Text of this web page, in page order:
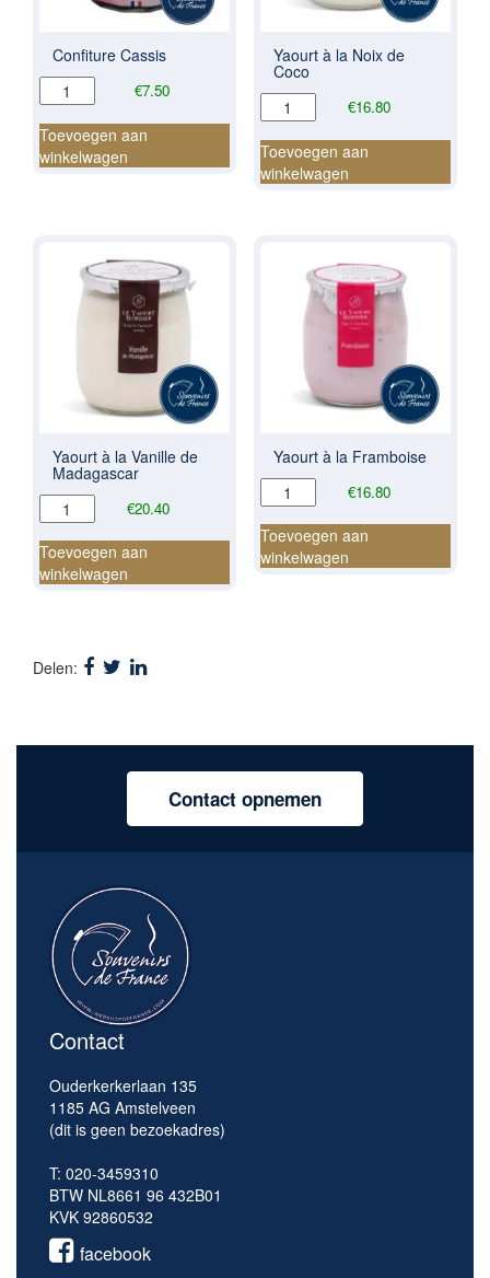
Confiture Cassis
€7.50
Confiture
Cassis
aantal
Toevoegen aan
winkelwagen
Yaourt à la Noix de
Coco
€16.80
Yaourt
à
la
Noix
de
Toevoegen aan
winkelwagen
Yaourt à la Vanille de
Madagascar
€20.40
Yaourt
à
la
Vanille
de
Toevoegen aan
winkelwagen
Yaourt à la Framboise
€16.80
Yaourt
à
la
Framboise
aantal
Toevoegen aan
winkelwagen
Delen:
Contact opnemen
Contact
Ouderkerkerlaan 135
1185 AG Amstelveen
(dit is geen bezoekadres)
T: 020-3459310
BTW NL8661 96 432B01
KVK 92860532
facebook